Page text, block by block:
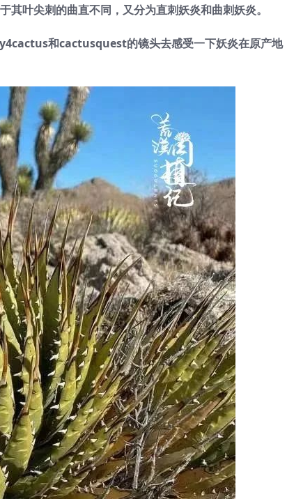
其叶尖刺的曲直不同，又分为直刺妖炎和曲刺妖炎。
和cactusquest的镜头去感受一下妖炎在原产地